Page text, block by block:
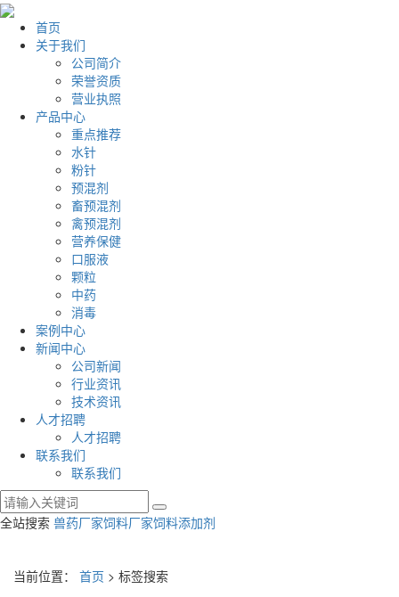
首页
关于我们
公司简介
荣誉资质
营业执照
产品中心
重点推荐
水针
粉针
预混剂
畜预混剂
禽预混剂
营养保健
口服液
颗粒
中药
消毒
案例中心
新闻中心
公司新闻
行业资讯
技术资讯
人才招聘
人才招聘
联系我们
联系我们
全站搜索 兽药厂家饲料厂家饲料添加剂
当前位置： 首页 > 标签搜索